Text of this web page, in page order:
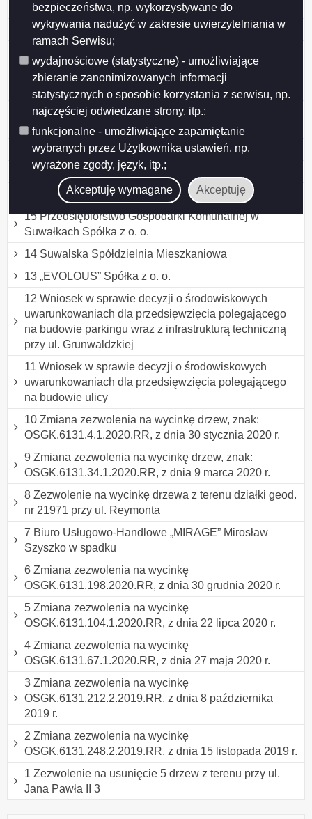
bezpieczeństwa, np. wykorzystywane do
wykrywania nadużyć w zakresie uwierzytelniania w
ramach Serwisu;
wydajnościowe (statystyczne) - umożliwiające
zbieranie zanonimizowanych informacji
statystycznych o sposobie korzystania z serwisu, np.
najczęściej odwiedzane strony, itp.;
funkcjonalne - umożliwiające zapamiętanie
wybranych przez Użytkownika ustawień, np.
wyrażone zgody, język, itp.;
Akceptuję wymagane Akceptuję
Publiczny Zakład Opieki Zdrowotnej w Suwałkach
22 PGW Wody Polskie Zarząd Zlewni w Augustowie
20 Zezwolenie na wycięcie 4 drzew z terenu ogrodu nr
312 ROD im. Konopnickiej przy ul. Zastawie
19 Zezwolenie na wycięcie 2 drzew z terenu przy ul.
Ogrodowej 49
18 Budimex S.A.
17 Imbud Spółka z o.o. 1 Spółka Komandytowa
16 Przedsiębiorstwo Drogowo-Mostowe S.A.
15 Przedsiębiorstwo Gospodarki Komunalnej w
Suwałkach Spółka z o. o.
14 Suwalska Spółdzielnia Mieszkaniowa
13 „EVOLOUS” Spółka z o. o.
12 Wniosek w sprawie decyzji o środowiskowych
uwarunkowaniach dla przedsięwzięcia polegającego
na budowie parkingu wraz z infrastrukturą techniczną
przy ul. Grunwaldzkiej
11 Wniosek w sprawie decyzji o środowiskowych
uwarunkowaniach dla przedsięwzięcia polegającego
na budowie ulicy
10 Zmiana zezwolenia na wycinkę drzew, znak:
OSGK.6131.4.1.2020.RR, z dnia 30 stycznia 2020 r.
9 Zmiana zezwolenia na wycinkę drzew, znak:
OSGK.6131.34.1.2020.RR, z dnia 9 marca 2020 r.
8 Zezwolenie na wycinkę drzewa z terenu działki geod.
nr 21971 przy ul. Reymonta
7 Biuro Usługowo-Handlowe „MIRAGE” Mirosław
Szyszko w spadku
6 Zmiana zezwolenia na wycinkę
OSGK.6131.198.2020.RR, z dnia 30 grudnia 2020 r.
5 Zmiana zezwolenia na wycinkę
OSGK.6131.104.1.2020.RR, z dnia 22 lipca 2020 r.
4 Zmiana zezwolenia na wycinkę
OSGK.6131.67.1.2020.RR, z dnia 27 maja 2020 r.
3 Zmiana zezwolenia na wycinkę
OSGK.6131.212.2.2019.RR, z dnia 8 października
2019 r.
2 Zmiana zezwolenia na wycinkę
OSGK.6131.248.2.2019.RR, z dnia 15 listopada 2019 r.
1 Zezwolenie na usunięcie 5 drzew z terenu przy ul.
Jana Pawła II 3